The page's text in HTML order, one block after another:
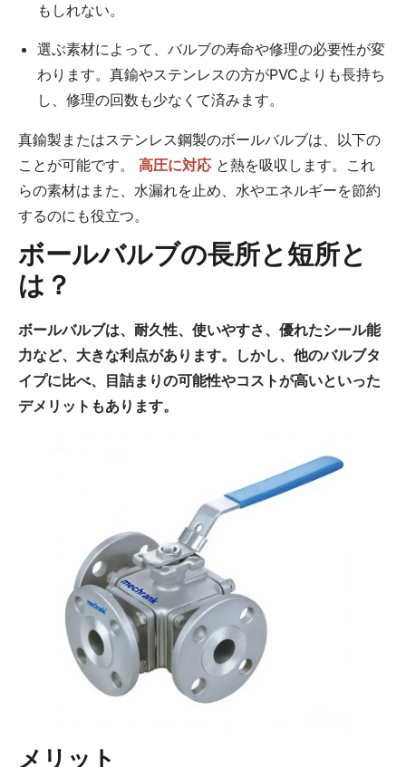
もしれない。
選ぶ素材によって、バルブの寿命や修理の必要性が変
わります。真鍮やステンレスの方がPVCよりも長持ち
し、修理の回数も少なくて済みます。
真鍮製またはステンレス鋼製のボールバルブは、以下の
ことが可能です。 高圧に対応 と熱を吸収します。これ
らの素材はまた、水漏れを止め、水やエネルギーを節約
するのにも役立つ。
ボールバルブの長所と短所と
は？
ボールバルブは、耐久性、使いやすさ、優れたシール能
力など、大きな利点があります。しかし、他のバルブタ
イプに比べ、目詰まりの可能性やコストが高いといった
デメリットもあります。
メリット